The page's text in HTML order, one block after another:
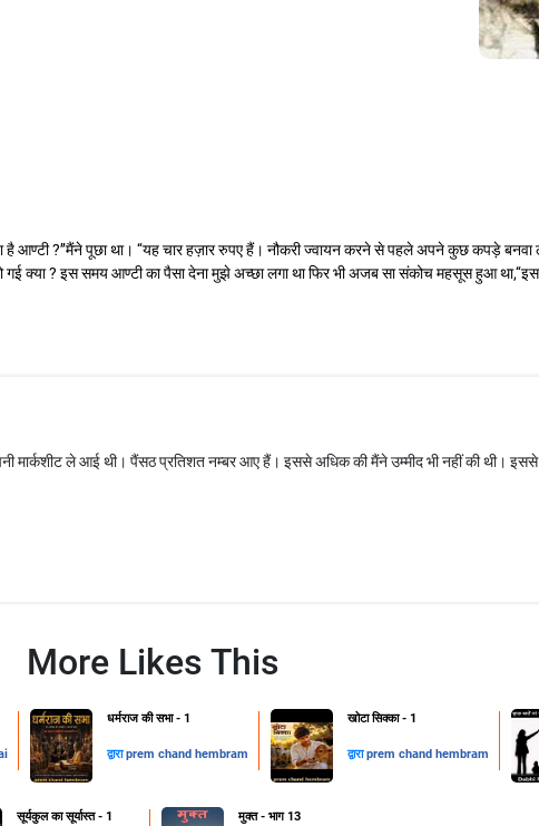
आण्टी ?’’मैंने पूछा था। ‘‘यह चार हज़ार रुपए हैं। नौकरी ज्वायन करने से पहले अपने कुछ कपड़े बनवा
क्या ? इस समय आण्टी का पैसा देना मुझे अच्छा लगा था फिर भी अजब सा संकोच महसूस हुआ
मार्कशीट ले आई थी। पैंसठ प्रतिशत नम्बर आए हैं। इससे अधिक की मैंने उम्मीद भी नहीं की थी।
More Likes This
धर्मराज की सभा - 1
द्वाराprem chand hembram
खोटा सिक्का - 1
द्वाराprem chand hembram
सूर्यकुल का सूर्यास्त - 1 मुक्त - भाग 13